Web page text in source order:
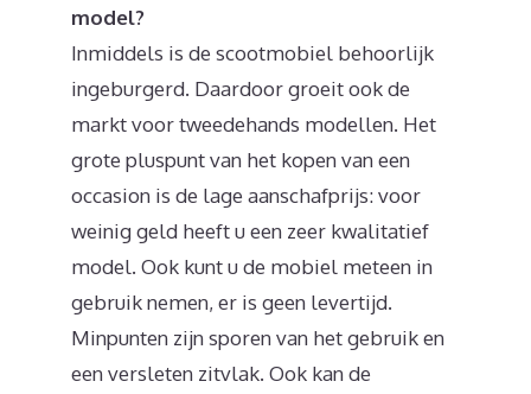
model?
Inmiddels is de scootmobiel behoorlijk
ingeburgerd. Daardoor groeit ook de
markt voor tweedehands modellen. Het
grote pluspunt van het kopen van een
occasion is de lage aanschafprijs: voor
weinig geld heeft u een zeer kwalitatief
model. Ook kunt u de mobiel meteen in
gebruik nemen, er is geen levertijd.
Minpunten zijn sporen van het gebruik en
een versleten zitvlak. Ook kan de